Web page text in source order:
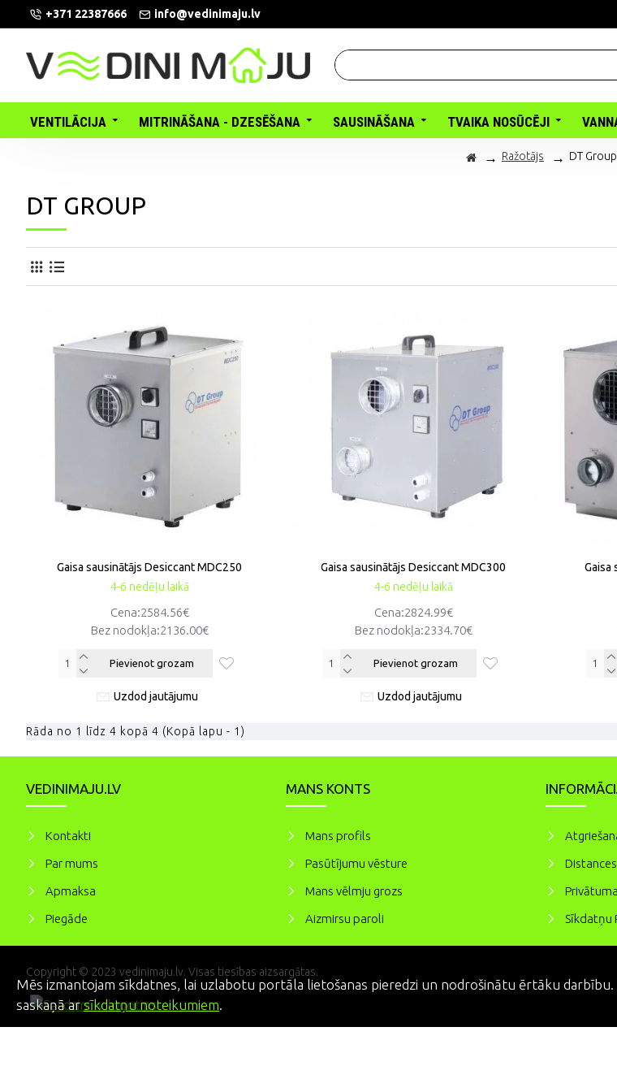
+371 22387666 info@vedinimaju.lv
VENTILĀCIJA MITRINĀŠANA - DZESĒŠANA SAUSINĀŠANA TVAIKA NOSŪCĒJI
Ražotājs DT Group
DT GROUP
4-6 nedēļu laikā
Gaisa sausinātājs Desiccant MDC250
Cena:2584.56€
Bez nodokļa:2136.00€
Pievienot grozam
Uzdod jautājumu
4-6 nedēļu laikā
Gaisa sausinātājs Desiccant MDC300
Cena:2824.99€
Bez nodokļa:2334.70€
Pievienot grozam
Uzdod jautājumu
Gaisa
Rāda no 1 līdz 4 kopā 4 (Kopā lapu - 1)
VEDINIMAJU.LV
Kontakti
Par mums
Apmaksa
Piegāde
MANS KONTS
Mans profils
Pasūtījumu vēsture
Mans vēlmju grozs
Aizmirsu paroli
Sīkdatņu
Copyright © 2023 vedinimaju.lv. Visas tiesības aizsargātas.
Mēs izmantojam sīkdatnes, lai uzlabotu portāla lietošanas pieredzi un nodrošinātu ērtāku
saskaņā arsīkdatņu noteikumiem.